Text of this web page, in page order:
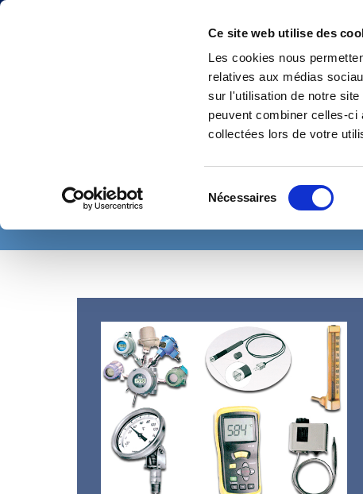
Ce site web utilise des
Les cookies nous
relatives aux médias
sur l'utilisation de notre
peuvent combiner celles-
collectées lors de votre
du
Nécessaires
COMPENSATEURS CENTRIFUGATION ACCUMULATEURS